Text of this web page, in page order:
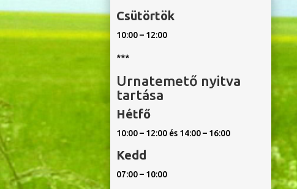
Csütörtök
10:00 – 12:00
***
Urnatemető nyitva
tartása
Hétfő
10:00 – 12:00 és 14:00 – 16:00
Kedd
07:00 – 10:00